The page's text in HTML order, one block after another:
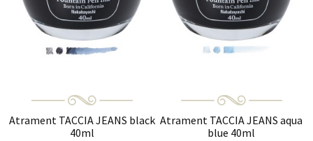
Atrament TACCIA JEANS black
40ml
Atrament TACCIA JEANS aqua
blue 40ml